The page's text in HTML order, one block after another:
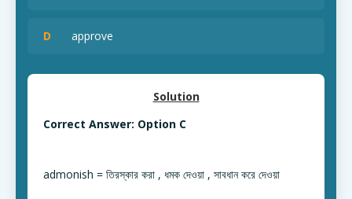
D approve
Solution
Correct Answer: Option C
admonish = তিরস্কার করা , ধমক দেওয়া , সাবধান করে দেওয়া